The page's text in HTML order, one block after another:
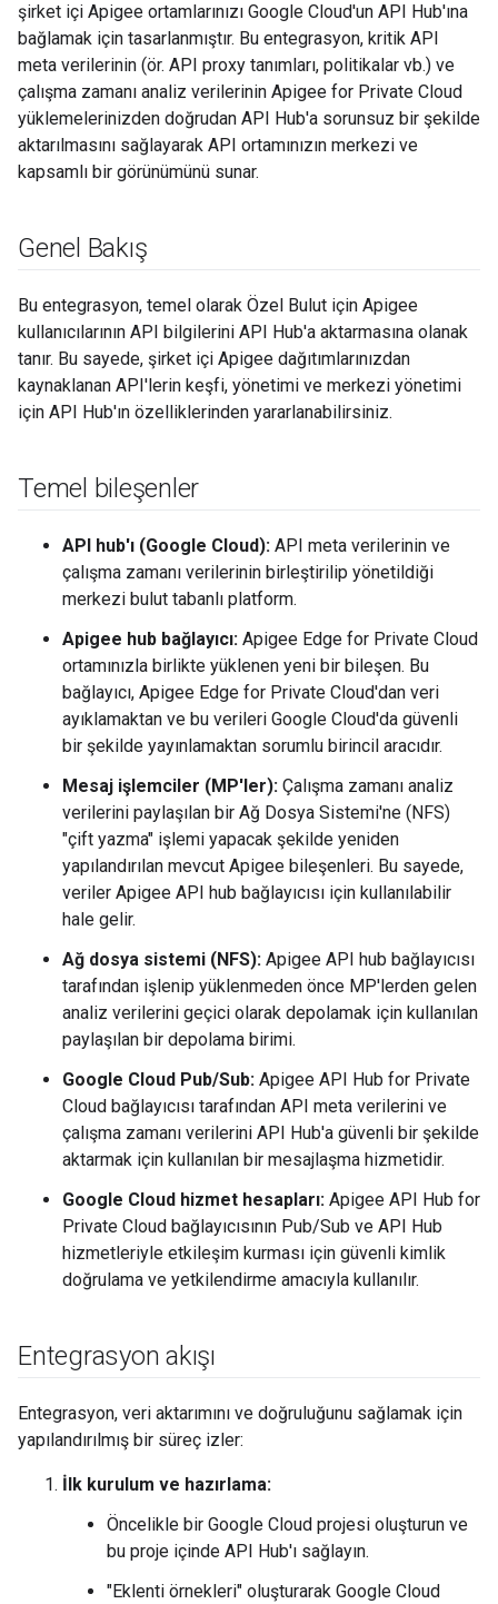
şirket içi Apigee ortamlarınızı Google Cloud'un API Hub'ına
bağlamak için tasarlanmıştır. Bu entegrasyon, kritik API
meta verilerinin (ör. API proxy tanımları, politikalar vb.) ve
çalışma zamanı analiz verilerinin Apigee for Private Cloud
yüklemelerinizden doğrudan API Hub'a sorunsuz bir şekilde
aktarılmasını sağlayarak API ortamınızın merkezi ve
kapsamlı bir görünümünü sunar.
Genel Bakış
Bu entegrasyon, temel olarak Özel Bulut için Apigee
kullanıcılarının API bilgilerini API Hub'a aktarmasına olanak
tanır. Bu sayede, şirket içi Apigee dağıtımlarınızdan
kaynaklanan API'lerin keşfi, yönetimi ve merkezi yönetimi
için API Hub'ın özelliklerinden yararlanabilirsiniz.
Temel bileşenler
API hub'ı (Google Cloud): API meta verilerinin ve
çalışma zamanı verilerinin birleştirilip yönetildiği
merkezi bulut tabanlı platform.
Apigee hub bağlayıcı: Apigee Edge for Private Cloud
ortamınızla birlikte yüklenen yeni bir bileşen. Bu
bağlayıcı, Apigee Edge for Private Cloud'dan veri
ayıklamaktan ve bu verileri Google Cloud'da güvenli
bir şekilde yayınlamaktan sorumlu birincil aracıdır.
Mesaj işlemciler (MP'ler): Çalışma zamanı analiz
verilerini paylaşılan bir Ağ Dosya Sistemi'ne (NFS)
"çift yazma" işlemi yapacak şekilde yeniden
yapılandırılan mevcut Apigee bileşenleri. Bu sayede,
veriler Apigee API hub bağlayıcısı için kullanılabilir
hale gelir.
Ağ dosya sistemi (NFS): Apigee API hub bağlayıcısı
tarafından işlenip yüklenmeden önce MP'lerden gelen
analiz verilerini geçici olarak depolamak için kullanılan
paylaşılan bir depolama birimi.
Google Cloud Pub/Sub: Apigee API Hub for Private
Cloud bağlayıcısı tarafından API meta verilerini ve
çalışma zamanı verilerini API Hub'a güvenli bir şekilde
aktarmak için kullanılan bir mesajlaşma hizmetidir.
Google Cloud hizmet hesapları: Apigee API Hub for
Private Cloud bağlayıcısının Pub/Sub ve API Hub
hizmetleriyle etkileşim kurması için güvenli kimlik
doğrulama ve yetkilendirme amacıyla kullanılır.
Entegrasyon akışı
Entegrasyon, veri aktarımını ve doğruluğunu sağlamak için
yapılandırılmış bir süreç izler:
İlk kurulum ve hazırlama:
Öncelikle bir Google Cloud projesi oluşturun ve
bu proje içinde API Hub'ı sağlayın.
"Eklenti örnekleri" oluşturarak Google Cloud